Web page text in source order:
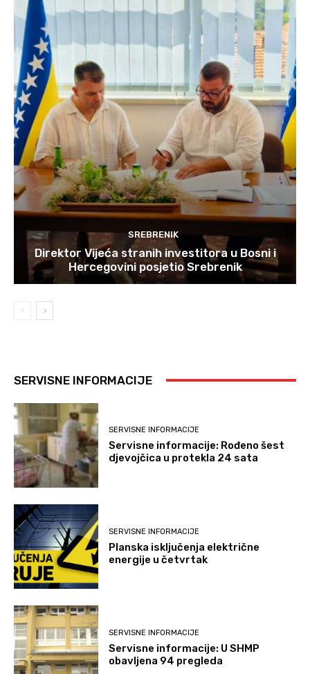
SREBRENIK
Direktor Vijeća stranih investitora u Bosni i
Hercegovini posjetio Srebrenik
SERVISNE INFORMACIJE
SERVISNE INFORMACIJE
Servisne informacije: Rođeno šest
djevojčica u protekla 24 sata
SERVISNE INFORMACIJE
Planska isključenja električne
energije u četvrtak
SERVISNE INFORMACIJE
Servisne informacije: U SHMP
obavljena 94 pregleda